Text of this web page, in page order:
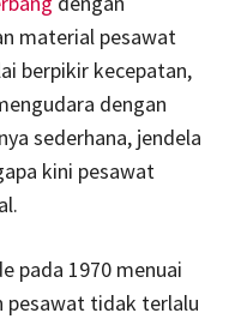
material pesawat
berpikir kecepatan,
dengan
sederhana, jendela
kini pesawat
pada 1970 menuai
pesawat tidak terlalu